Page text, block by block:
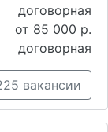
договорная
от 85 000 р.
договорная
вакансии